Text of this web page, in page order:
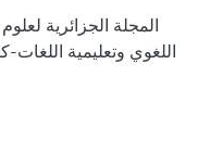
المجلة الجزائرية
اللغوي وتعليمية اللغات-